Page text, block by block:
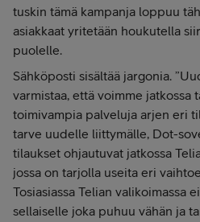
tuskin tämä kampanja loppuu
asiakkaat yritetään houkutella
puolelle.
Sähköposti sisältää jargonia.
varmistaa, että voimme jatkossa
toimivampia palveluja arjen eri
tarve uudelle liittymälle, Dot-
tilaukset ohjautuvat jatkossa
jossa on tarjolla useita eri
Tosiasiassa Telian valikoimassa
sellaiselle joka puhuu vähän ja